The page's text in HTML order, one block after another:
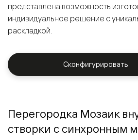
представлена возможность
индивидуальное решение с
раскладкой.
Сконфигурировать
Перегородка Мозаик
створки с синхронным